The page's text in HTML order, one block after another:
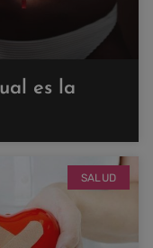
es la
SALUD